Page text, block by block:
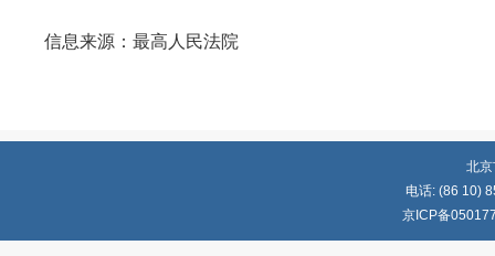
信息来源：最高人民法院
北
电话: (86 10)
京ICP备